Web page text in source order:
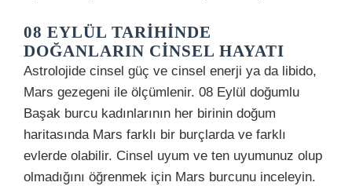
08 EYLÜL TARIHINDE
DOĞANLARIN CINSEL HAYATI
Astrolojide cinsel güç ve cinsel enerji ya da libido,
Mars gezegeni ile ölçümlenir. 08 Eylül doğumlu
Başak burcu kadınlarının her birinin doğum
haritasında Mars farklı bir burçlarda ve farklı
evlerde olabilir. Cinsel uyum ve ten uyumunuz olup
olmadığını öğrenmek için Mars burcunu inceleyin.